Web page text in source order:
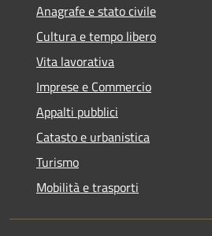
Anagrafe e stato civile
Cultura e tempo libero
Vita lavorativa
Imprese e Commercio
Appalti pubblici
Catasto e urbanistica
Turismo
Mobilità e trasporti